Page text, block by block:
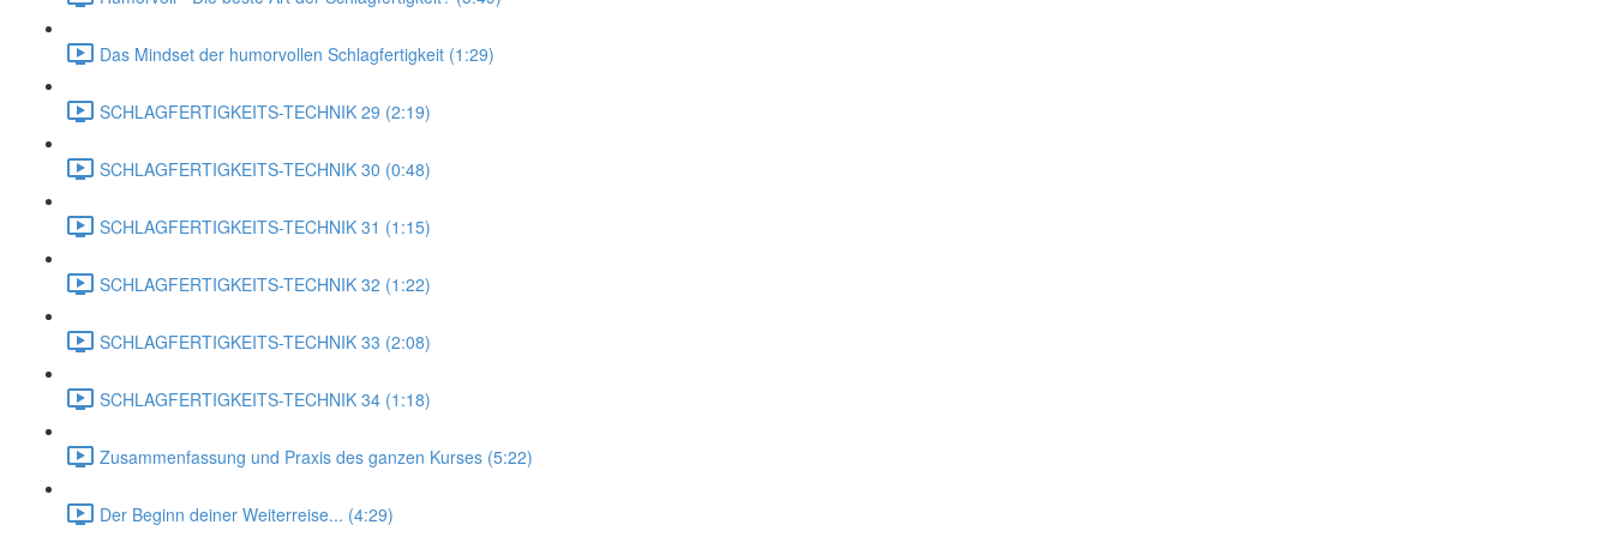
Das Mindset der humorvollen Schlagfertigkeit (1:29)
SCHLAGFERTIGKEITS-TECHNIK 29 (2:19)
SCHLAGFERTIGKEITS-TECHNIK 30 (0:48)
SCHLAGFERTIGKEITS-TECHNIK 31 (1:15)
SCHLAGFERTIGKEITS-TECHNIK 32 (1:22)
SCHLAGFERTIGKEITS-TECHNIK 33 (2:08)
SCHLAGFERTIGKEITS-TECHNIK 34 (1:18)
Zusammenfassung und Praxis des ganzen Kurses (5:22)
Der Beginn deiner Weiterreise... (4:29)